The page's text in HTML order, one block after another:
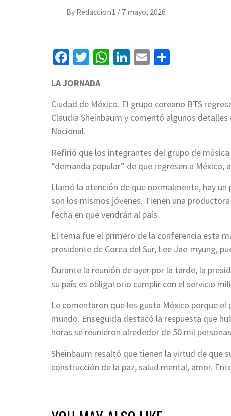
By Redaccion1 / 7 mayo, 2026
Facebook
Twitter
WhatsApp
LinkedIn
Email
LA JORNADA
Ciudad de México. El grupo coreano BTS
Claudia Sheinbaum y comentó algunos
Nacional.
Refirió que los integrantes del grupo de
“demanda popular” de que regresen a
Llamó la atención de que normalmente, hay
son los mismos jóvenes. Tienen una
fecha en que vendrán al país.
El tema fue el primero de la conferencia esta
presidente de Corea del Sur, Lee Jae-myung,
Durante la reunión de ayer por la tarde, la
su país es obligatorio cumplir con el servicio
Le comentaron que les gusta México porque
mundo. Enseguida destacó la respuesta que
horas se reunieron alrededor de 50 mil
Sheinbaum resaltó que tienen la virtud de que
construcción de la paz, salud mental, amor.